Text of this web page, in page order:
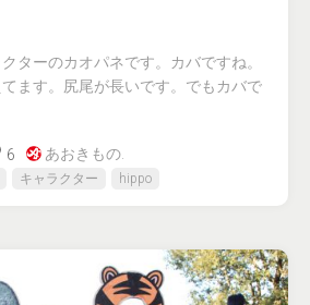
ターのカオパネです。カバですね。
ます。尻尾が長いです。でもカバで
6 あおきもの.
キャラクター hippo